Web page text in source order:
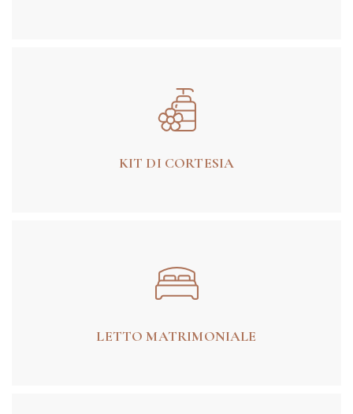
KIT DI CORTESIA
LETTO MATRIMONIALE